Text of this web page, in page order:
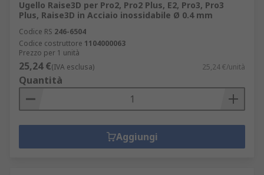
Ugello Raise3D per Pro2, Pro2 Plus, E2, Pro3, Pro3
Plus, Raise3D in Acciaio inossidabile Ø 0.4 mm
Codice RS 246-6504
Codice costruttore 1104000063
Prezzo per 1 unità
25,24 €(IVA esclusa) 25,24 €/unità
Quantità
Aggiungi